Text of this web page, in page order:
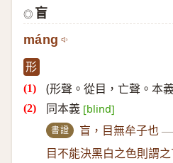
◎ 盲
máng
形
(形聲。從目，亡聲。本
同本義 [blind]
書證 盲，目無牟子也
目不能決黑白之色則謂之